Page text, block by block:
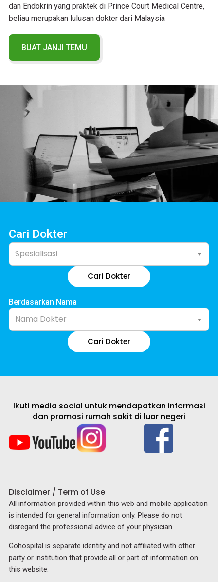
dan Endokrin yang praktek di Prince Court Medical Centre,
beliau merupakan lulusan dokter dari Malaysia
BUAT JANJI TEMU
Cari Dokter
Spesialisasi
Cari Dokter
Berdasarkan Nama
Nama Dokter
Cari Dokter
Ikuti media social untuk mendapatkan informasi
dan promosi rumah sakit di luar negeri
Disclaimer / Term of Use
All information provided within this web and mobile application
is intended for general information only. Please do not
disregard the professional advice of your physician.
Gohospital is separate identity and not affiliated with other
party or institution that provide all or part of information on
this website.